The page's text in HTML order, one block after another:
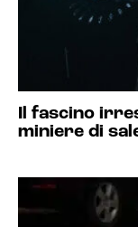
Il fascino
miniere di